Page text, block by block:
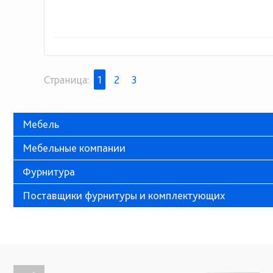
Страница: 1 2 3
Мебель
Мебельные компании
Фурнитура
Поставщики фурнитуры и комплектующих